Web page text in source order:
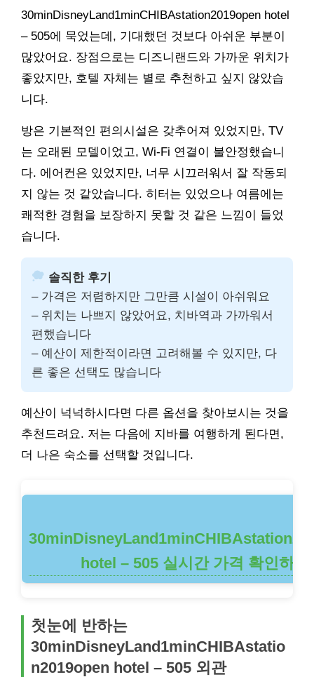
30minDisneyLand1minCHIBAstation2019open hotel
– 505에 묵었는데, 기대했던 것보다 아쉬운 부분이
많았어요. 장점으로는 디즈니랜드와 가까운 위치가
좋았지만, 호텔 자체는 별로 추천하고 싶지 않았습
니다.
방은 기본적인 편의시설은 갖추어져 있었지만, TV
는 오래된 모델이었고, Wi-Fi 연결이 불안정했습니
다. 에어컨은 있었지만, 너무 시끄러워서 잘 작동되
지 않는 것 같았습니다. 히터는 있었으나 여름에는
쾌적한 경험을 보장하지 못할 것 같은 느낌이 들었
습니다.
솔직한 후기
– 가격은 저렴하지만 그만큼 시설이 아쉬워요
– 위치는 나쁘지 않았어요, 치바역과 가까워서
편했습니다
– 예산이 제한적이라면 고려해볼 수 있지만, 다
른 좋은 선택도 많습니다
예산이 넉넉하시다면 다른 옵션을 찾아보시는 것을
추천드려요. 저는 다음에 지바를 여행하게 된다면,
더 나은 숙소를 선택할 것입니다.
hotel – 505 실시간 가격 확인하기
첫눈에 반하는
30minDisneyLand1minCHIBAstatio
n2019open hotel – 505 외관